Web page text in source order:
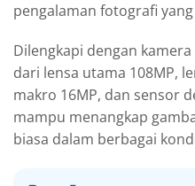
pengalaman fotografi
Dilengkapi dengan
dari lensa utama 108MP,
makro 16MP, dan sensor
mampu menangkap
biasa dalam berbagai